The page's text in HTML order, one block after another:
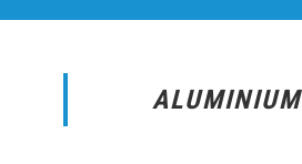
ALUMINIUM